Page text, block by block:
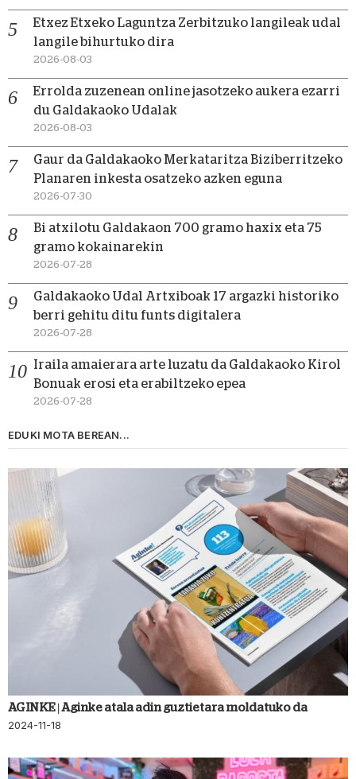
Etxez Etxeko Laguntza Zerbitzuko langileak udal
langile bihurtuko dira
2026-08-03
Errolda zuzenean online jasotzeko aukera ezarri
du Galdakaoko Udalak
2026-08-03
Gaur da Galdakaoko Merkataritza Biziberritzeko
Planaren inkesta osatzeko azken eguna
2026-07-30
Bi atxilotu Galdakaon 700 gramo haxix eta 75
gramo kokainarekin
2026-07-28
Galdakaoko Udal Artxiboak 17 argazki historiko
berri gehitu ditu funts digitalera
2026-07-28
Iraila amaierara arte luzatu da Galdakaoko Kirol
Bonuak erosi eta erabiltzeko epea
2026-07-28
EDUKI MOTA BEREAN...
AGINKE | Aginke atala adin guztietara moldatuko da
2024-11-18